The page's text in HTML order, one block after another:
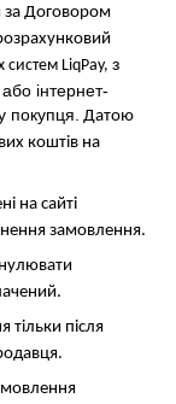
за Договором
систем LiqPay, з
інтернет-
покупця Датою
коштів на
на сайті
замовлення.
після